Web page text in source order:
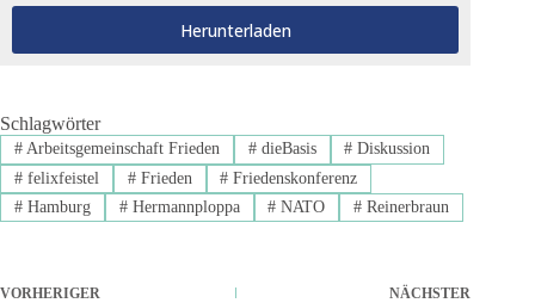
Herunterladen
Schlagwörter
#Arbeitsgemeinschaft Frieden #dieBasis # Diskussion
#felixfeistel #Frieden # Friedenskonferenz
#Hamburg #Hermannploppa # NATO # Reinerbraun
VORHERIGER NÄCHSTER